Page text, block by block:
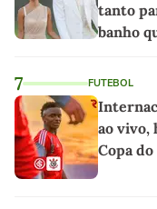
tanto
banho
7 FUTEBOL
ao vivo,
Copa